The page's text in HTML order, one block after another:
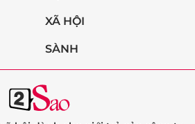
XÃ HỘI
SÀNH